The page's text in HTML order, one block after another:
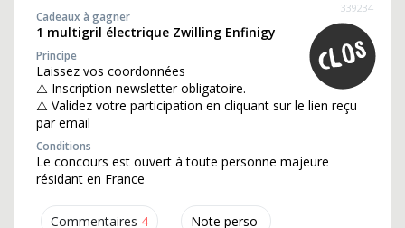
Commentaires 4 Note perso
339234
Cadeaux à gagner
1 multigril électrique Zwilling Enfinigy
Principe
Laissez vos coordonnées
⚠️ Inscription newsletter obligatoire.
⚠️ Validez votre participation en cliquant sur le lien reçu
par email
Conditions
Le concours est ouvert à toute personne majeure
résidant en France